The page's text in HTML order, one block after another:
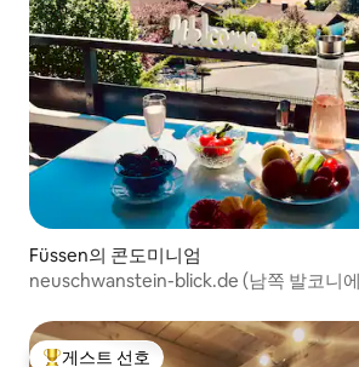
Füssen의 콘도미니엄
neuschwanstein-blick.de (남쪽 발코니
게스트 선호